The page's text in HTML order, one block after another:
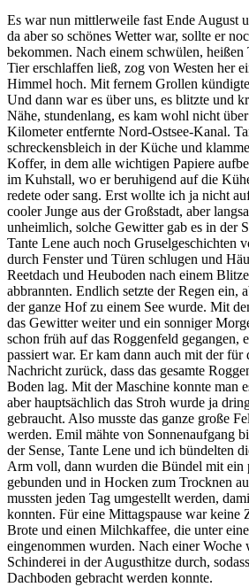
Es war nun mittlerweile fast Ende August
da aber so schönes Wetter war, sollte er
bekommen. Nach einem schwülen, heißen
Tier erschlaffen ließ, zog von Westen her
Himmel hoch. Mit fernem Grollen
Und dann war es über uns, es blitzte und
Nähe, stundenlang, es kam wohl nicht
Kilometer entfernte Nord-Ostsee-Kanal.
schreckensbleich in der Küche und
Koffer, in dem alle wichtigen Papiere
im Kuhstall, wo er beruhigend auf die
redete oder sang. Erst wollte ich ja nicht
cooler Junge aus der Großstadt, aber
unheimlich, solche Gewitter gab es in der
Tante Lene auch noch Gruselgeschichten
durch Fenster und Türen schlugen und
Reetdach und Heuboden nach einem
abbrannten. Endlich setzte der Regen ein,
der ganze Hof zu einem See wurde. Mit
das Gewitter weiter und ein sonniger
schon früh auf das Roggenfeld gegangen,
passiert war. Er kam dann auch mit der für
Nachricht zurück, dass das gesamte
Boden lag. Mit der Maschine konnte man
aber hauptsächlich das Stroh wurde ja
gebraucht. Also musste das ganze große
werden. Emil mähte von Sonnenaufgang
der Sense, Tante Lene und ich bündelten
Arm voll, dann wurden die Bündel mit ein
gebunden und in Hocken zum Trocknen
mussten jeden Tag umgestellt werden,
konnten. Für eine Mittagspause war keine
Brote und einen Milchkaffee, die unter
eingenommen wurden. Nach einer
Schinderei in der Augusthitze durch,
Dachboden gebracht werden konnte.